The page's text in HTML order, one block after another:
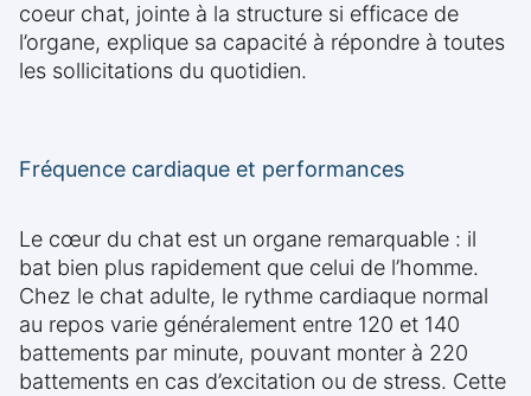
coeur chat, jointe à la structure si efficace de
l’organe, explique sa capacité à répondre à toutes
les sollicitations du quotidien.
Fréquence cardiaque et performances
Le cœur du chat est un organe remarquable : il
bat bien plus rapidement que celui de l’homme.
Chez le chat adulte, le rythme cardiaque normal
au repos varie généralement entre 120 et 140
battements par minute, pouvant monter à 220
battements en cas d’excitation ou de stress. Cette